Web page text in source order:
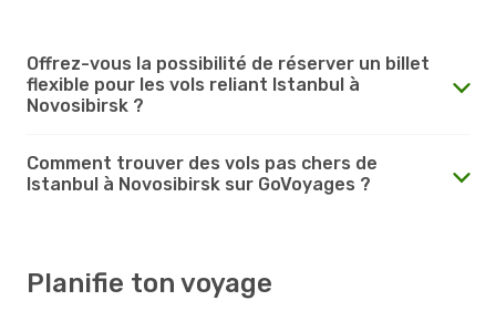
Offrez-vous la possibilité de réserver un billet
flexible pour les vols reliant Istanbul à
Novosibirsk ?
Comment trouver des vols pas chers de
Istanbul à Novosibirsk sur GoVoyages ?
Planifie ton voyage